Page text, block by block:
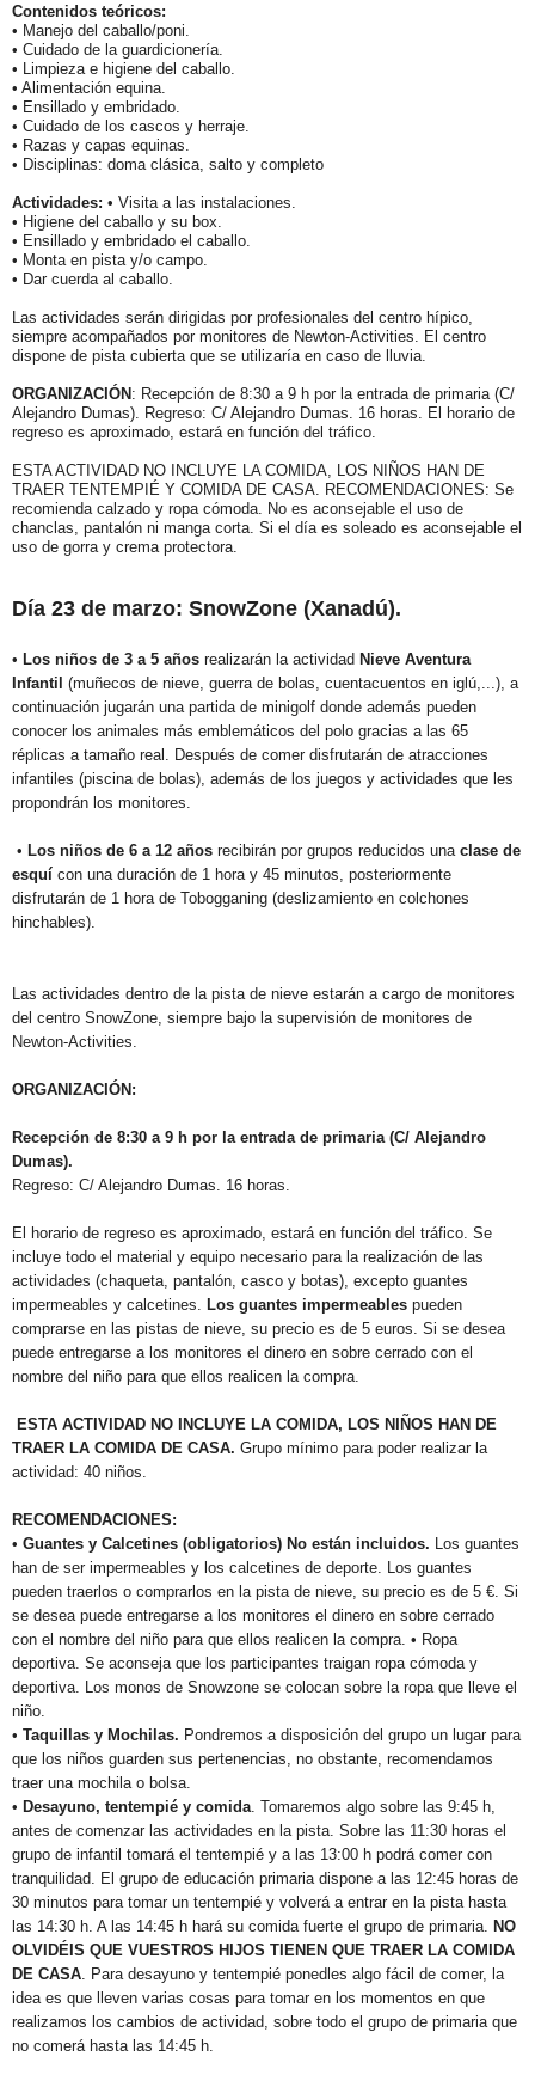
Contenidos teóricos:
• Manejo del caballo/poni.
• Cuidado de la guardicionería.
• Limpieza e higiene del caballo.
• Alimentación equina.
• Ensillado y embridado.
• Cuidado de los cascos y herraje.
• Razas y capas equinas.
• Disciplinas: doma clásica, salto y completo
Actividades: • Visita a las instalaciones.
• Higiene del caballo y su box.
• Ensillado y embridado el caballo.
• Monta en pista y/o campo.
• Dar cuerda al caballo.
Las actividades serán dirigidas por profesionales del centro hípico,
siempre acompañados por monitores de Newton-Activities. El centro
dispone de pista cubierta que se utilizaría en caso de lluvia.
ORGANIZACIÓN: Recepción de 8:30 a 9 h por la entrada de primaria (C/
Alejandro Dumas). Regreso: C/ Alejandro Dumas. 16 horas. El horario de
regreso es aproximado, estará en función del tráfico.
ESTA ACTIVIDAD NO INCLUYE LA COMIDA, LOS NIÑOS HAN DE
TRAER TENTEMPIÉ Y COMIDA DE CASA. RECOMENDACIONES: Se
recomienda calzado y ropa cómoda. No es aconsejable el uso de
chanclas, pantalón ni manga corta. Si el día es soleado es aconsejable el
uso de gorra y crema protectora.
Día 23 de marzo: SnowZone (Xanadú).
• Los niños de 3 a 5 años realizarán la actividad Nieve Aventura
Infantil (muñecos de nieve, guerra de bolas, cuentacuentos en iglú,...), a
continuación jugarán una partida de minigolf donde además pueden
conocer los animales más emblemáticos del polo gracias a las 65
réplicas a tamaño real. Después de comer disfrutarán de atracciones
infantiles (piscina de bolas), además de los juegos y actividades que les
propondrán los monitores.
• Los niños de 6 a 12 años recibirán por grupos reducidos una clase de
esquí con una duración de 1 hora y 45 minutos, posteriormente
disfrutarán de 1 hora de Tobogganing (deslizamiento en colchones
hinchables).
Las actividades dentro de la pista de nieve estarán a cargo de monitores
del centro SnowZone, siempre bajo la supervisión de monitores de
Newton-Activities.
ORGANIZACIÓN:
Recepción de 8:30 a 9 h por la entrada de primaria (C/ Alejandro
Dumas).
Regreso: C/ Alejandro Dumas. 16 horas.
El horario de regreso es aproximado, estará en función del tráfico. Se
incluye todo el material y equipo necesario para la realización de las
actividades (chaqueta, pantalón, casco y botas), excepto guantes
impermeables y calcetines. Los guantes impermeables pueden
comprarse en las pistas de nieve, su precio es de 5 euros. Si se desea
puede entregarse a los monitores el dinero en sobre cerrado con el
nombre del niño para que ellos realicen la compra.
ESTA ACTIVIDAD NO INCLUYE LA COMIDA, LOS NIÑOS HAN DE
TRAER LA COMIDA DE CASA. Grupo mínimo para poder realizar la
actividad: 40 niños.
RECOMENDACIONES:
• Guantes y Calcetines (obligatorios) No están incluidos. Los guantes
han de ser impermeables y los calcetines de deporte. Los guantes
pueden traerlos o comprarlos en la pista de nieve, su precio es de 5 €. Si
se desea puede entregarse a los monitores el dinero en sobre cerrado
con el nombre del niño para que ellos realicen la compra. • Ropa
deportiva. Se aconseja que los participantes traigan ropa cómoda y
deportiva. Los monos de Snowzone se colocan sobre la ropa que lleve el
niño.
• Taquillas y Mochilas. Pondremos a disposición del grupo un lugar para
que los niños guarden sus pertenencias, no obstante, recomendamos
traer una mochila o bolsa.
• Desayuno, tentempié y comida . Tomaremos algo sobre las 9:45 h,
antes de comenzar las actividades en la pista. Sobre las 11:30 horas el
grupo de infantil tomará el tentempié y a las 13:00 h podrá comer con
tranquilidad. El grupo de educación primaria dispone a las 12:45 horas de
30 minutos para tomar un tentempié y volverá a entrar en la pista hasta
las 14:30 h. A las 14:45 h hará su comida fuerte el grupo de primaria. NO
OLVIDÉIS QUE VUESTROS HIJOS TIENEN QUE TRAER LA COMIDA
DE CASA . Para desayuno y tentempié ponedles algo fácil de comer, la
idea es que lleven varias cosas para tomar en los momentos en que
realizamos los cambios de actividad, sobre todo el grupo de primaria que
no comerá hasta las 14:45 h.